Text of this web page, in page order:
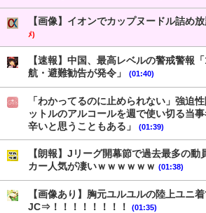
【画像】イオンでカップヌードル詰め
ﾒ)
【速報】中国、最高レベルの警戒警報
航・避難勧告が発令」
(01:40)
「わかってるのに止められない」強迫
ットルのアルコールを週で使い切る当
辛いと思うこともある」
(01:39)
【朗報】Jリーグ開幕節で過去最多の動
カー人気が凄いｗｗｗｗｗｗ (01:38)
【画像あり】胸元ユルユルの陸上ユニ
JC⇒！！！！！！！！
(01:35)